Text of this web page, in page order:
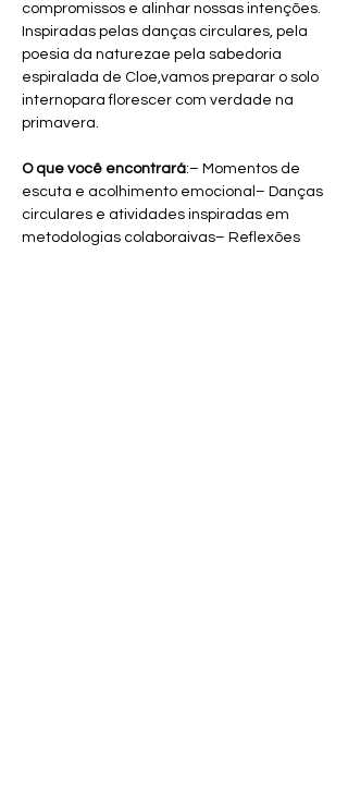
compromissos e alinhar nossas intenções.
Inspiradas pelas danças circulares, pela
poesia da naturezae pela sabedoria
espiralada de Cloe,vamos preparar o solo
internopara florescer com verdade na
primavera.
O que você encontrará:– Momentos de
escuta e acolhimento emocional– Danças
circulares e atividades inspiradas em
metodologias colaboraivas– Reflexões